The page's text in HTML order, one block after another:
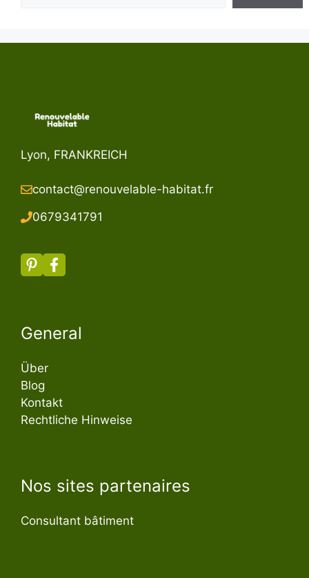
Lyon, FRANKREICH
contact@renouvelable-habitat.fr
0679341791
General
Über
Blog
Kontakt
Rechtliche Hinweise
Nos sites partenaires
Consultant bâtiment